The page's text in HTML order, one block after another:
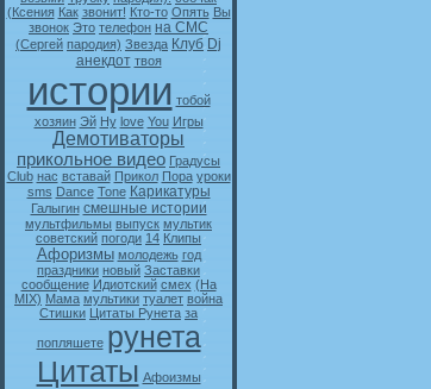
(Ксения Как звонит! Кто-то Опять Вы
звонок Это телефон на СМС
(Сергей пародия) Звезда Клуб Dj
анекдот твоя
истории тобой
хозяин Эй Ну love You Игры
Демотиваторы
прикольное видео Градусы
Club нас вставай Прикол Пора уроки
sms Dance Tone Карикатуры
Галыгин смешные истории
мультфильмы выпуск мультик
советский погоди 14 Клипы
Афоризмы молодежь год
праздники новый Заставки
сообщение Идиотский смех (На
MIX) Мама мультики туалет война
Стишки Цитаты Рунета за
попляшете рунета
Цитаты Афоизмы